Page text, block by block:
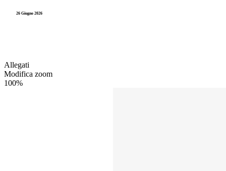
26 Giugno 2026
Allegati
Modifica zoom
100%